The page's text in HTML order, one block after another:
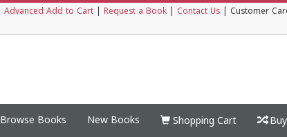
Advanced Add to Cart Request a Book Contact Us Customer
Browse Books New Books Shopping Cart